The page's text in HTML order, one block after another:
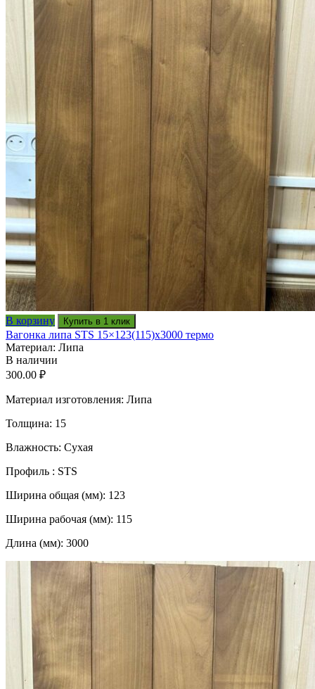
В корзину Купить в 1 клик
Вагонка липа STS 15×123(115)x3000 термо
Материал: Липа
В наличии
300.00 ₽
Материал изготовления: Липа
Толщина: 15
Влажность: Сухая
Профиль : STS
Ширина общая (мм): 123
Ширина рабочая (мм): 115
Длина (мм): 3000